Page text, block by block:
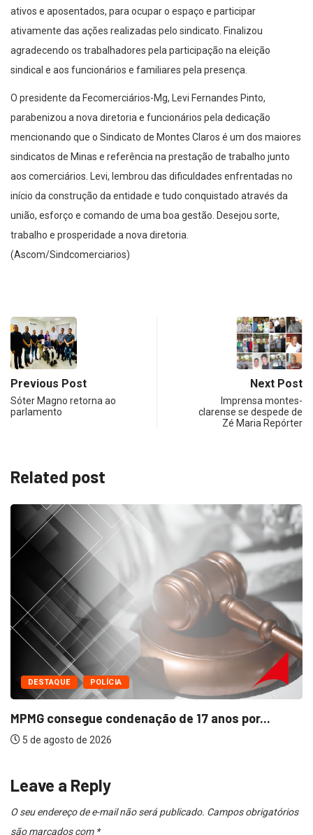
ativos e aposentados, para ocupar o espaço e participar
ativamente das ações realizadas pelo sindicato. Finalizou
agradecendo os trabalhadores pela participação na eleição
sindical e aos funcionários e familiares pela presença.
O presidente da Fecomerciários-Mg, Levi Fernandes Pinto,
parabenizou a nova diretoria e funcionários pela dedicação
mencionando que o Sindicato de Montes Claros é um dos maiores
sindicatos de Minas e referência na prestação de trabalho junto
aos comerciários. Levi, lembrou das dificuldades enfrentadas no
início da construção da entidade e tudo conquistado através da
união, esforço e comando de uma boa gestão. Desejou sorte,
trabalho e prosperidade a nova diretoria.
(Ascom/Sindcomerciarios)
Previous Post
Sóter Magno retorna ao
parlamento
Next Post
Imprensa montes-
clarense se despede de
Zé Maria Repórter
Related post
por...
Incêndio avança em área urbana
Leave a Reply
O seu endereço de e-mail não será publicado. Campos obrigatórios
são marcados com *